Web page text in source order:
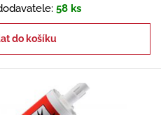
58 ks
do košíku